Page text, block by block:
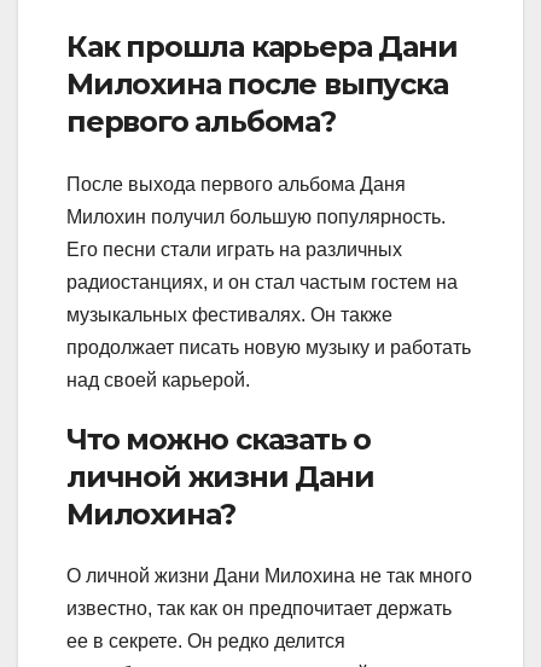
Как прошла карьера Дани
Милохина после выпуска
первого альбома?
После выхода первого альбома Даня
Милохин получил большую популярность.
Его песни стали играть на различных
радиостанциях, и он стал частым гостем на
музыкальных фестивалях. Он также
продолжает писать новую музыку и работать
над своей карьерой.
Что можно сказать о
личной жизни Дани
Милохина?
О личной жизни Дани Милохина не так много
известно, так как он предпочитает держать
ее в секрете. Он редко делится